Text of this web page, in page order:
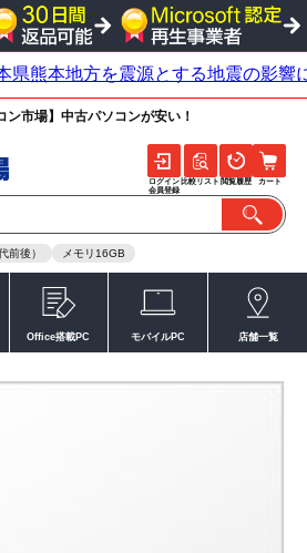
市場】中古パソコンが安い！
前後） メモリ16GB
ログイン
会員登録
比較リスト 閲覧履歴 カート
Office搭載PC モバイルPC 店舗一覧